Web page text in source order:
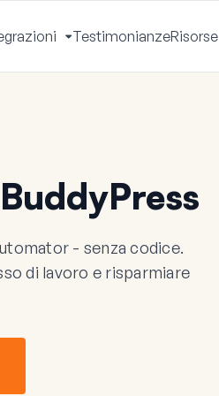
Apri
Menu
TestimonianzeRisorse
- senza codice.
di lavoro e risparmiare